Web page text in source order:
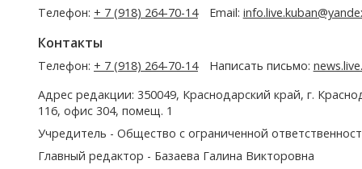
Телефон: + 7 (918) 264-70-14 Email:
Контакты
Телефон: + 7 (918) 264-70-14 Написать письмо:
Адрес редакции: 350049, Краснодарский край, г.
116, офис 304, помещ. 1
Учредитель - Общество с ограниченной
Главный редактор - Базаева Галина Викторовна